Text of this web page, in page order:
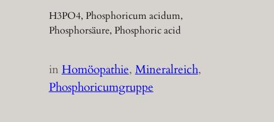
H3PO4, Phosphoricum acidum,
Phosphorsäure, Phosphoric acid
inHomöopathie, Mineralreich
Phosphoricumgruppe